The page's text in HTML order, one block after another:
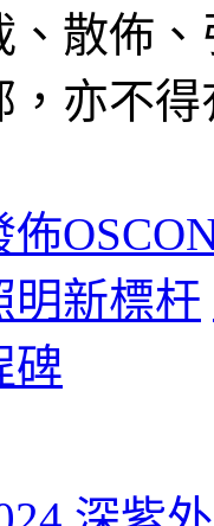
、散佈
，亦不
明新標杆
碑